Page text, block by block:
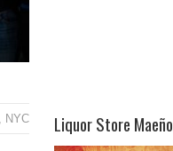
NYC Liquor Store Maeño